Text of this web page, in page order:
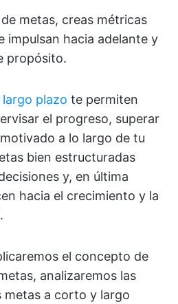
metas, creas métricas
impulsan hacia adelante y
propósito.
plazo te permiten
el progreso, superar
a lo largo de tu
bien estructuradas
y, en última
hacia el crecimiento y la
el concepto de
analizaremos las
metas a corto y largo